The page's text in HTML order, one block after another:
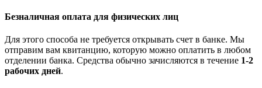
Безналичная оплата для физических лиц
Для этого способа не требуется открывать счет в банке. Мы
отправим вам квитанцию, которую можно оплатить в любом
отделении банка. Средства обычно зачисляются в течение 1-2
рабочих дней.